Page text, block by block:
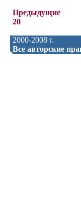
Предыдущие
20
2000-2008 г.
Все авторские